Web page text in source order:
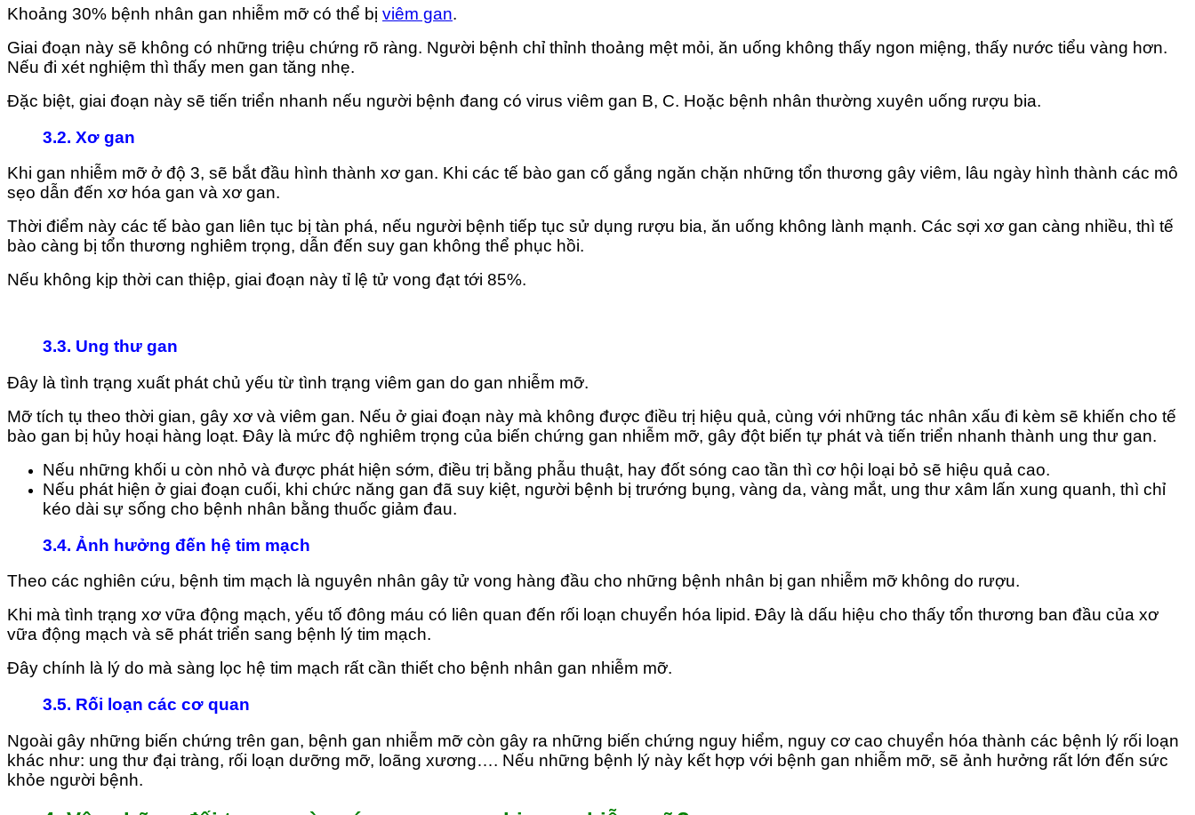
Khoảng 30% bệnh nhân gan nhiễm mỡ có thể bị viêm gan.
Giai đoạn này sẽ không có những triệu chứng rõ ràng. Người bệnh chỉ thỉnh thoảng mệt mỏi, ăn uống không thấy ngon miệng, thấy nước tiểu vàng hơn.
Nếu đi xét nghiệm thì thấy men gan tăng nhẹ.
Đặc biệt, giai đoạn này sẽ tiến triển nhanh nếu người bệnh đang có virus viêm gan B, C. Hoặc bệnh nhân thường xuyên uống rượu bia.
3.2. Xơ gan
Khi gan nhiễm mỡ ở độ 3, sẽ bắt đầu hình thành xơ gan. Khi các tế bào gan cố gắng ngăn chặn những tổn thương gây viêm, lâu ngày hình thành các mô
sẹo dẫn đến xơ hóa gan và xơ gan.
Thời điểm này các tế bào gan liên tục bị tàn phá, nếu người bệnh tiếp tục sử dụng rượu bia, ăn uống không lành mạnh. Các sợi xơ gan càng nhiều, thì tế
bào càng bị tổn thương nghiêm trọng, dẫn đến suy gan không thể phục hồi.
Nếu không kịp thời can thiệp, giai đoạn này tỉ lệ tử vong đạt tới 85%.
3.3. Ung thư gan
Đây là tình trạng xuất phát chủ yếu từ tình trạng viêm gan do gan nhiễm mỡ.
Mỡ tích tụ theo thời gian, gây xơ và viêm gan. Nếu ở giai đoạn này mà không được điều trị hiệu quả, cùng với những tác nhân xấu đi kèm sẽ khiến cho tế
bào gan bị hủy hoại hàng loạt. Đây là mức độ nghiêm trọng của biến chứng gan nhiễm mỡ, gây đột biến tự phát và tiến triển nhanh thành ung thư gan.
Nếu những khối u còn nhỏ và được phát hiện sớm, điều trị bằng phẫu thuật, hay đốt sóng cao tần thì cơ hội loại bỏ sẽ hiệu quả cao.
Nếu phát hiện ở giai đoạn cuối, khi chức năng gan đã suy kiệt, người bệnh bị trướng bụng, vàng da, vàng mắt, ung thư xâm lấn xung quanh, thì chỉ
kéo dài sự sống cho bệnh nhân bằng thuốc giảm đau.
3.4. Ảnh hưởng đến hệ tim mạch
Theo các nghiên cứu, bệnh tim mạch là nguyên nhân gây tử vong hàng đầu cho những bệnh nhân bị gan nhiễm mỡ không do rượu.
Khi mà tình trạng xơ vữa động mạch, yếu tố đông máu có liên quan đến rối loạn chuyển hóa lipid. Đây là dấu hiệu cho thấy tổn thương ban đầu của xơ
vữa động mạch và sẽ phát triển sang bệnh lý tim mạch.
Đây chính là lý do mà sàng lọc hệ tim mạch rất cần thiết cho bệnh nhân gan nhiễm mỡ.
3.5. Rối loạn các cơ quan
Ngoài gây những biến chứng trên gan, bệnh gan nhiễm mỡ còn gây ra những biến chứng nguy hiểm, nguy cơ cao chuyển hóa thành các bệnh lý rối loạn
khác như: ung thư đại tràng, rối loạn dưỡng mỡ, loãng xương…. Nếu những bệnh lý này kết hợp với bệnh gan nhiễm mỡ, sẽ ảnh hưởng rất lớn đến sức
khỏe người bệnh.